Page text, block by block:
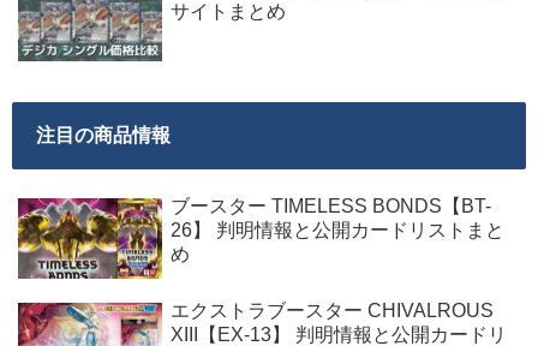
サイトまとめ
注目の商品情報
ブースター TIMELESS BONDS【BT-
26】 判明情報と公開カードリストまと
め
エクストラブースター CHIVALROUS
XIII【EX-13】 判明情報と公開カードリ